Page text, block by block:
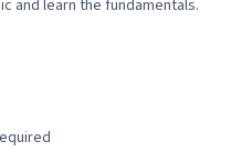
and learn the fundamentals.